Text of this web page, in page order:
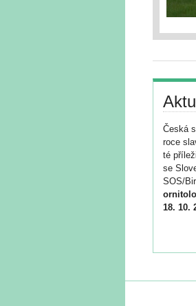
Česká
roce
té
se
SOS/
18. 10.